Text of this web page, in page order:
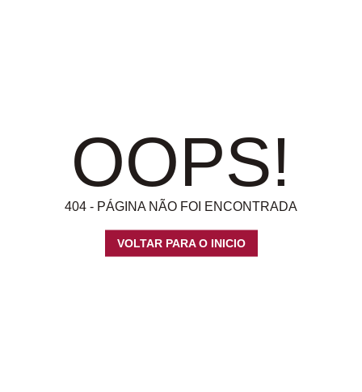
OOPS!
404 - PÁGINA NÃO FOI ENCONTRADA
VOLTAR PARA O INICIO